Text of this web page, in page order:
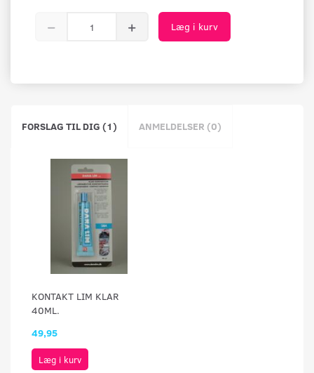
Læg i kurv
FORSLAG TIL DIG (1) ANMELDELSER (0)
KONTAKT LIM KLAR
40ML.
49,95
Læg i kurv